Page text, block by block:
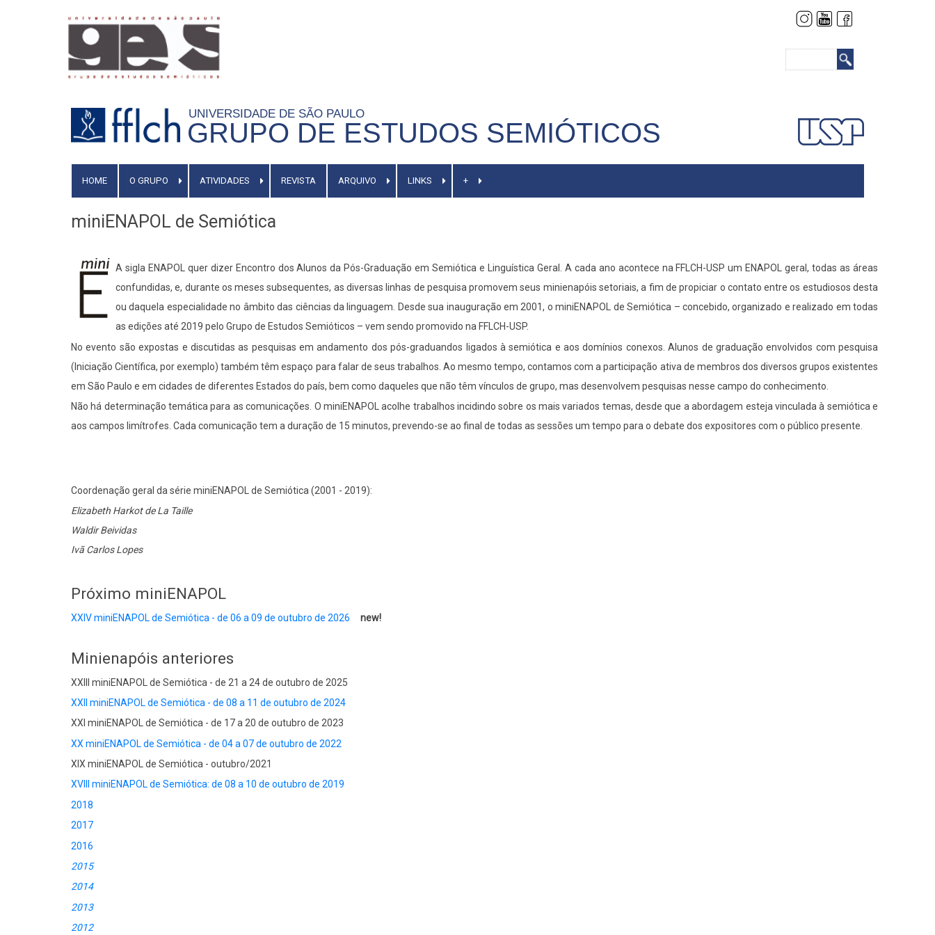
Buscar
UNIVERSIDADE DE SÃO PAULO
GRUPO DE ESTUDOS SEMIÓTICOS
MAIN
MENU
HOME O GRUPO ATIVIDADES REVISTA ARQUIVO LINKS +
miniENAPOL de Semiótica
A sigla ENAPOL quer dizer Encontro dos Alunos da Pós-Graduação em Semiótica e Linguística Geral. A cada ano acontece na FFLCH-USP um ENAPOL geral, todas as áreas
confundidas, e, durante os meses subsequentes, as diversas linhas de pesquisa promovem seus minienapóis setoriais, a fim de propiciar o contato entre os estudiosos desta
ou daquela especialidade no âmbito das ciências da linguagem. Desde sua inauguração em 2001, o miniENAPOL de Semiótica – concebido, organizado e realizado em todas
as edições até 2019 pelo Grupo de Estudos Semióticos – vem sendo promovido na FFLCH-USP.
No evento são expostas e discutidas as pesquisas em andamento dos pós-graduandos ligados à semiótica e aos domínios conexos. Alunos de graduação envolvidos com pesquisa
(Iniciação Científica, por exemplo) também têm espaço para falar de seus trabalhos. Ao mesmo tempo, contamos com a participação ativa de membros dos diversos grupos existentes
em São Paulo e em cidades de diferentes Estados do país, bem como daqueles que não têm vínculos de grupo, mas desenvolvem pesquisas nesse campo do conhecimento.
Não há determinação temática para as comunicações. O miniENAPOL acolhe trabalhos incidindo sobre os mais variados temas, desde que a abordagem esteja vinculada à semiótica e
aos campos limítrofes. Cada comunicação tem a duração de 15 minutos, prevendo-se ao final de todas as sessões um tempo para o debate dos expositores com o público presente.
Coordenação geral da série miniENAPOL de Semiótica (2001 - 2019):
Elizabeth Harkot de La Taille
Waldir Beividas
Ivã Carlos Lopes
Próximo miniENAPOL
XXIV miniENAPOL de Semiótica - de 06 a 09 de outubro de 2026 new!
Minienapóis anteriores
XXIII miniENAPOL de Semiótica - de 21 a 24 de outubro de 2025
XXII miniENAPOL de Semiótica - de 08 a 11 de outubro de 2024
XXI miniENAPOL de Semiótica - de 17 a 20 de outubro de 2023
XX miniENAPOL de Semiótica - de 04 a 07 de outubro de 2022
XIX miniENAPOL de Semiótica - outubro/2021
XVIII miniENAPOL de Semiótica: de 08 a 10 de outubro de 2019
2018
2017
2016
2015
2014
2013
2012